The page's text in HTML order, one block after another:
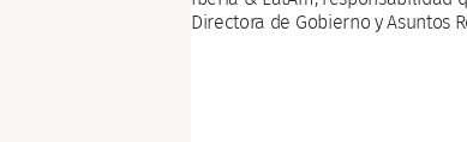
Directora de Gobierno y Asuntos